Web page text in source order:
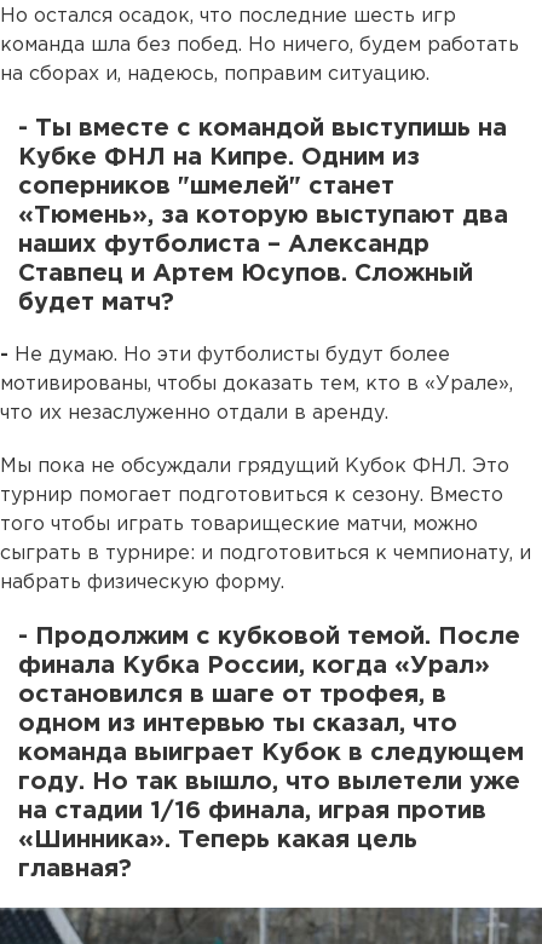
Но остался осадок, что последние шесть игр
команда шла без побед. Но ничего, будем работать
на сборах и, надеюсь, поправим ситуацию.
- Ты вместе с командой выступишь на
Кубке ФНЛ на Кипре. Одним из
соперников "шмелей" станет
«Тюмень», за которую выступают два
наших футболиста – Александр
Ставпец и Артем Юсупов. Сложный
будет матч?
- Не думаю. Но эти футболисты будут более
мотивированы, чтобы доказать тем, кто в «Урале»,
что их незаслуженно отдали в аренду.
Мы пока не обсуждали грядущий Кубок ФНЛ. Это
турнир помогает подготовиться к сезону. Вместо
того чтобы играть товарищеские матчи, можно
сыграть в турнире: и подготовиться к чемпионату, и
набрать физическую форму.
- Продолжим с кубковой темой. После
финала Кубка России, когда «Урал»
остановился в шаге от трофея, в
одном из интервью ты сказал, что
команда выиграет Кубок в следующем
году. Но так вышло, что вылетели уже
на стадии 1/16 финала, играя против
«Шинника». Теперь какая цель
главная?